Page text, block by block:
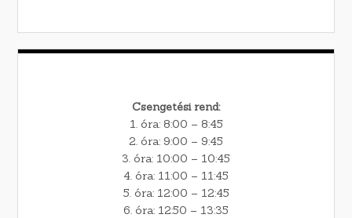
Csengetési rend:
1. óra: 8:00 – 8:45
2. óra: 9:00 – 9:45
3. óra: 10:00 – 10:45
4. óra: 11:00 – 11:45
5. óra: 12:00 – 12:45
6. óra: 12:50 – 13:35